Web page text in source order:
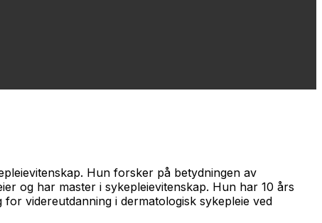
Hun forsker på betydningen av
og har master i sykepleievitenskap. Hun har 10 års
videreutdanning i dermatologisk sykepleie ved